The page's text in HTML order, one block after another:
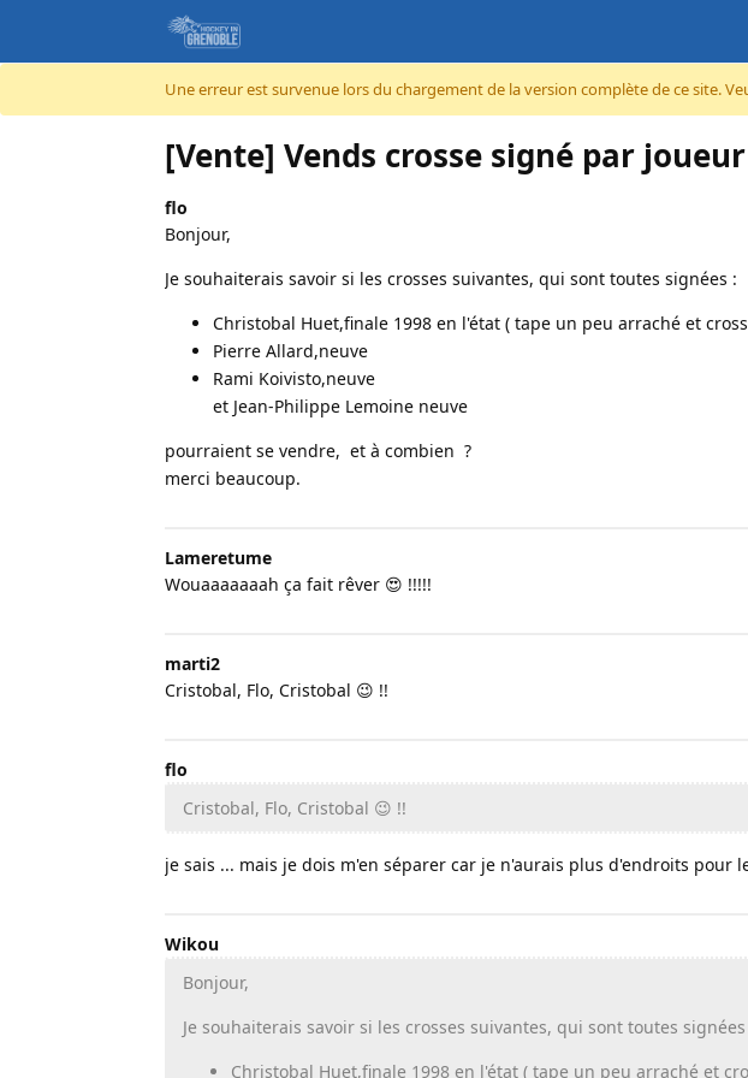
Accéder au contenu
Une erreur est survenue lors du chargement de la version complète de ce site.
[Vente] Vends crosse signé par joueur
flo
Bonjour,
Je souhaiterais savoir si les crosses suivantes, qui sont toutes signées :
Christobal Huet,finale 1998 en l'état ( tape un peu arraché et
Pierre Allard,neuve
Rami Koivisto,neuve
et Jean-Philippe Lemoine neuve
pourraient se vendre, et à combien ?
merci beaucoup.
Lameretume
Wouaaaaaaah ça fait rêver 😍 !!!!!
marti2
Cristobal, Flo, Cristobal 😉 !!
flo
Cristobal, Flo, Cristobal 😉 !!
je sais ... mais je dois m'en séparer car je n'aurais plus d'endroits pour
Wikou
Bonjour,
Je souhaiterais savoir si les crosses suivantes, qui sont toutes signées
Christobal Huet,finale 1998 en l'état ( tape un peu arraché et